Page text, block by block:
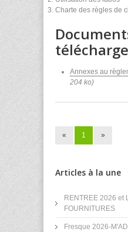
Charte des règles de
Annexes au
204 ko)
« 1 »
Articles à la une
RENTREE 2026 et
FOURNITURES
Fresque 2026-